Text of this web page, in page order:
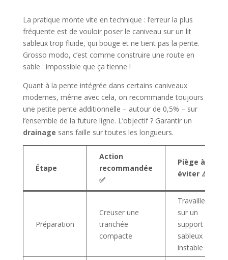
La pratique monte vite en technique : l’erreur la plus
fréquente est de vouloir poser le caniveau sur un lit
sableux trop fluide, qui bouge et ne tient pas la pente.
Grosso modo, c’est comme construire une route en
sable : impossible que ça tienne !
Quant à la pente intégrée dans certains caniveaux
modernes, même avec cela, on recommande toujours
une petite pente additionnelle – autour de 0,5% – sur
l’ensemble de la future ligne. L’objectif ? Garantir un
drainage sans faille sur toutes les longueurs.
Étape
Action
recommandée
✅
Piège à
éviter ⚠️
Préparation
Creuser une
tranchée
compacte
Travailler
sur un
support
sableux
instable